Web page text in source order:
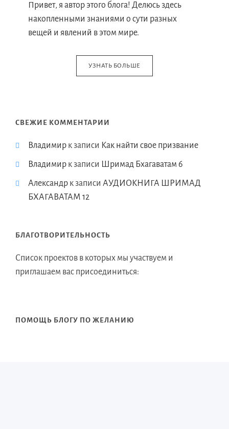
Привет, я автор этого блога! Делюсь здесь
накопленными знаниями о сути разных
вещей и явлений в этом мире.
УЗНАТЬ БОЛЬШЕ
СВЕЖИЕ КОММЕНТАРИИ
Владимир к записи Как найти свое призвание
Владимир к записи Шримад Бхагаватам 6
Александр к записи АУДИОКНИГА ШРИМАД
БХАГАВАТАМ 12
БЛАГОТВОРИТЕЛЬНОСТЬ
Список проектов в которых мы участвуем и
приглашаем вас присоединиться:
ПОМОЩЬ БЛОГУ ПО ЖЕЛАНИЮ